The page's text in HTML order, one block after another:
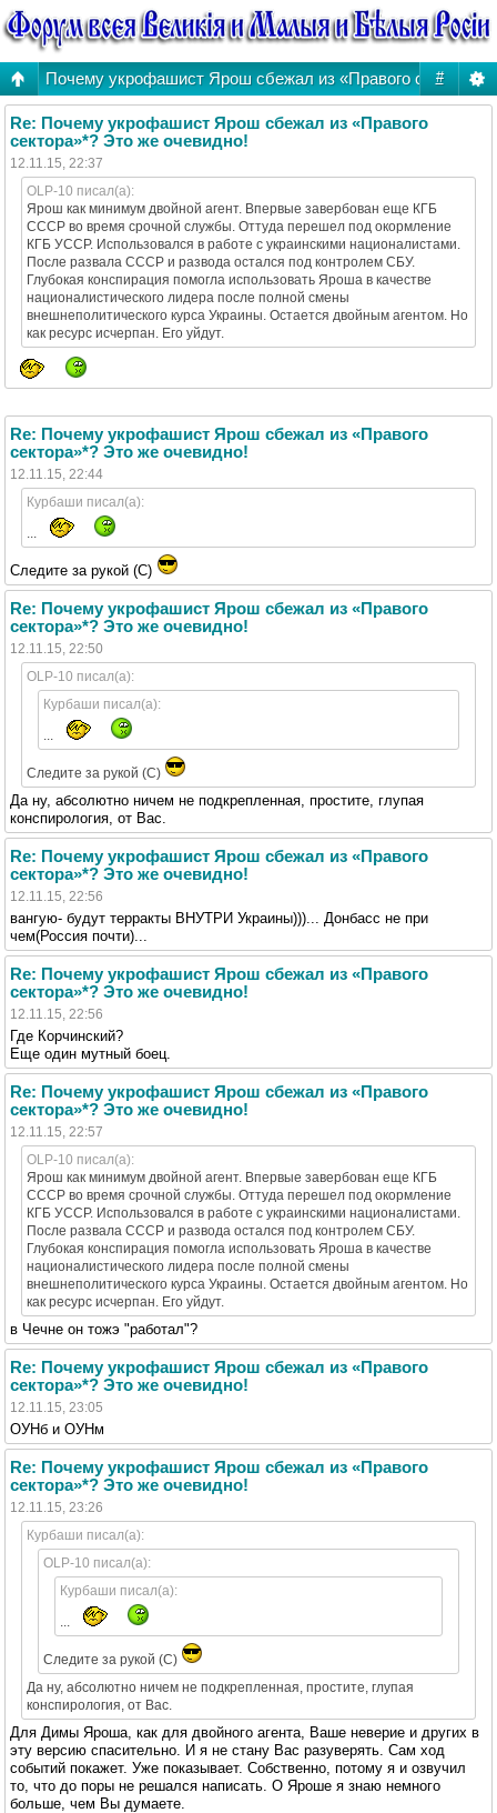
#
Почему укрофашист Ярош сбежал из «Правого
Re: Почему укрофашист Ярош сбежал из «Правого
сектора»*? Это же очевидно!
12.11.15, 22:37
OLP-10 писал(а):
Ярош как минимум двойной агент. Впервые завербован еще КГБ
СССР во время срочной службы. Оттуда перешел под окормление
КГБ УССР. Использовался в работе с украинскими националистами.
После развала СССР и развода остался под контролем СБУ.
Глубокая конспирация помогла использовать Яроша в качестве
националистического лидера после полной смены
внешнеполитического курса Украины. Остается двойным агентом. Но
как ресурс исчерпан. Его уйдут.
Re: Почему укрофашист Ярош сбежал из «Правого
сектора»*? Это же очевидно!
12.11.15, 22:44
Курбаши писал(а):
Следите за рукой (С)
Re: Почему укрофашист Ярош сбежал из «Правого
сектора»*? Это же очевидно!
12.11.15, 22:50
OLP-10 писал(а):
Курбаши писал(а):
Следите за рукой (С)
Да ну, абсолютно ничем не подкрепленная, простите, глупая
конспирология, от Вас.
Re: Почему укрофашист Ярош сбежал из «Правого
сектора»*? Это же очевидно!
12.11.15, 22:56
вангую- будут терракты ВНУТРИ Украины)))... Донбасс не при
чем(Россия почти)...
Re: Почему укрофашист Ярош сбежал из «Правого
сектора»*? Это же очевидно!
12.11.15, 22:56
Где Корчинский?
Еще один мутный боец.
Re: Почему укрофашист Ярош сбежал из «Правого
сектора»*? Это же очевидно!
12.11.15, 22:57
OLP-10 писал(а):
Ярош как минимум двойной агент. Впервые завербован еще КГБ
СССР во время срочной службы. Оттуда перешел под окормление
КГБ УССР. Использовался в работе с украинскими националистами.
После развала СССР и развода остался под контролем СБУ.
Глубокая конспирация помогла использовать Яроша в качестве
националистического лидера после полной смены
внешнеполитического курса Украины. Остается двойным агентом. Но
как ресурс исчерпан. Его уйдут.
в Чечне он тожэ "работал"?
Re: Почему укрофашист Ярош сбежал из «Правого
сектора»*? Это же очевидно!
12.11.15, 23:05
ОУНб и ОУНм
Re: Почему укрофашист Ярош сбежал из «Правого
сектора»*? Это же очевидно!
12.11.15, 23:26
Курбаши писал(а):
OLP-10 писал(а):
Курбаши писал(а):
Следите за рукой (С)
Да ну, абсолютно ничем не подкрепленная, простите, глупая
конспирология, от Вас.
Для Димы Яроша, как для двойного агента, Ваше неверие и других в
эту версию спасительно. И я не стану Вас разуверять. Сам ход
событий покажет. Уже показывает. Собственно, потому я и озвучил
то, что до поры не решался написать. О Яроше я знаю немного
больше, чем Вы думаете.